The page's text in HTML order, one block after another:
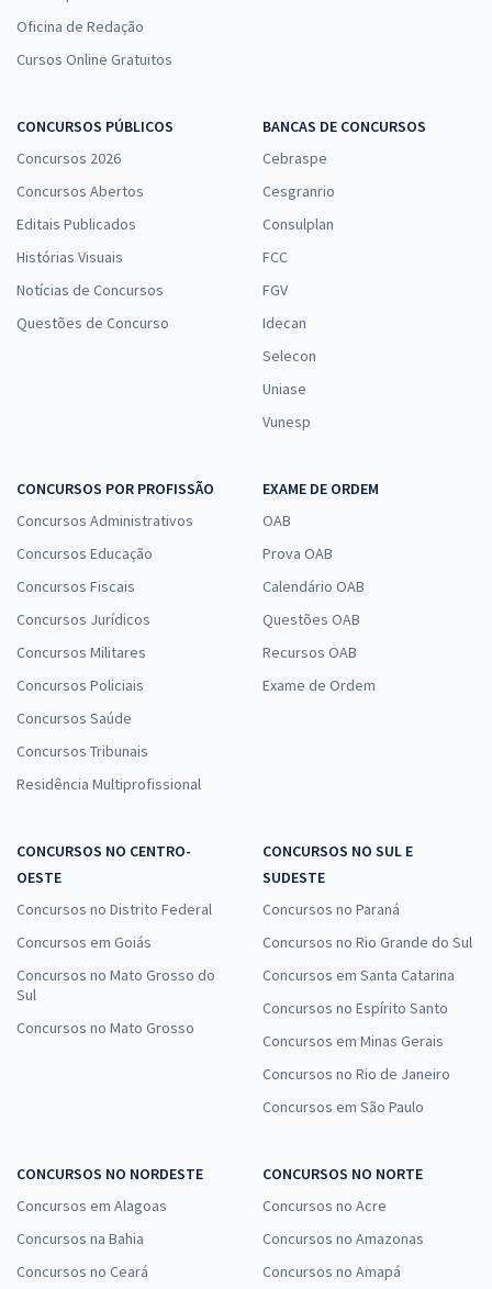
Oficina de Redação
Cursos Online Gratuitos
CONCURSOS PÚBLICOS
Concursos 2026
Concursos Abertos
Editais Publicados
Histórias Visuais
Notícias de Concursos
Questões de Concurso
BANCAS DE CONCURSOS
Cebraspe
Cesgranrio
Consulplan
FCC
FGV
Idecan
Selecon
Uniase
Vunesp
CONCURSOS POR PROFISSÃO
Concursos Administrativos
Concursos Educação
Concursos Fiscais
Concursos Jurídicos
Concursos Militares
Concursos Policiais
Concursos Saúde
Concursos Tribunais
Residência Multiprofissional
EXAME DE ORDEM
OAB
Prova OAB
Calendário OAB
Questões OAB
Recursos OAB
Exame de Ordem
CONCURSOS NO CENTRO-
OESTE
Concursos no Distrito Federal
Concursos em Goiás
Concursos no Mato Grosso do
Sul
Concursos no Mato Grosso
CONCURSOS NO SUL E
SUDESTE
Concursos no Paraná
Concursos no Rio Grande do Sul
Concursos em Santa Catarina
Concursos no Espírito Santo
Concursos em Minas Gerais
Concursos no Rio de Janeiro
Concursos em São Paulo
CONCURSOS NO NORDESTE
Concursos em Alagoas
Concursos na Bahia
Concursos no Ceará
CONCURSOS NO NORTE
Concursos no Acre
Concursos no Amazonas
Concursos no Amapá